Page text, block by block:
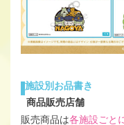
施設別お品書き
商品販売店舗
販売商品は各施設ごと